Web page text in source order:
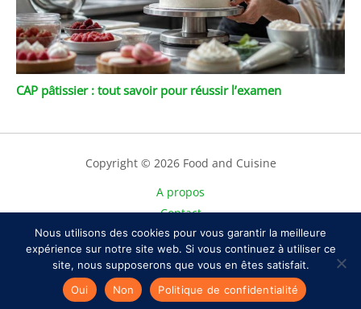
CAP pâtissier : tout savoir pour réussir l’examen
Copyright © 2026 Food and Cuisine
A propos
Contact
Plan du site
Mentions légales
Politique de confidentialité
Nous utilisons des cookies pour vous garantir la meilleure
expérience sur notre site web. Si vous continuez à utiliser ce
site, nous supposerons que vous en êtes satisfait.
Oui
Non Politique de confidentialité